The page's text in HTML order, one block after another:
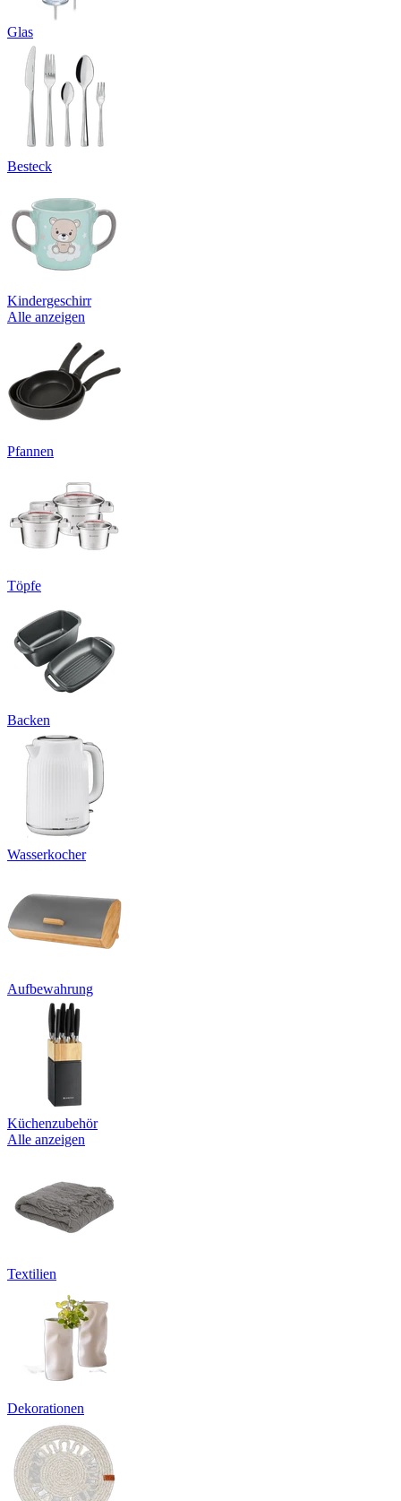
Glas
Besteck
Kindergeschirr
Alle anzeigen
Pfannen
Töpfe
Backen
Wasserkocher
Aufbewahrung
Küchenzubehör
Alle anzeigen
Textilien
Dekorationen